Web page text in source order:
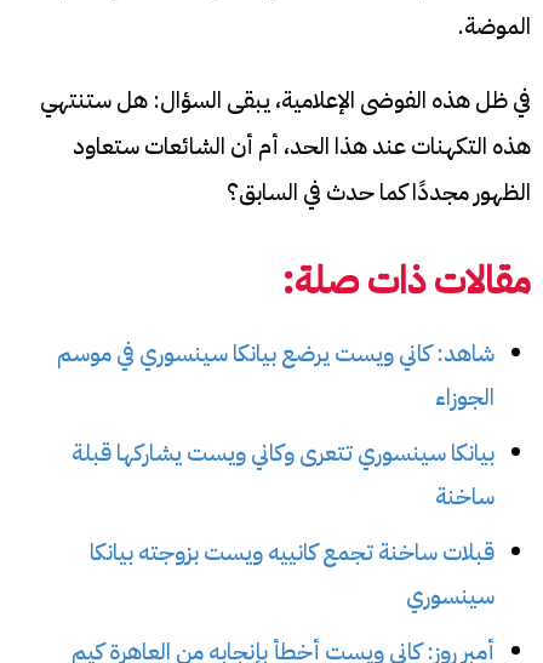
الموضة.
في ظل هذه الفوضى الإعلامية، يبقى السؤال: هل ستنتهي
هذه التكهنات عند هذا الحد، أم أن الشائعات ستعاود
الظهور مجددًا كما حدث في السابق؟
مقالات ذات صلة:
شاهد: كاني ويست يرضع بيانكا سينسوري في موسم
الجوزاء
بيانكا سينسوري تتعرى وكاني ويست يشاركها قبلة
ساخنة
قبلات ساخنة تجمع كانييه ويست بزوجته بيانكا
سينسوري
أمبر روز: كاني ويست أخطأ بإنجابه من العاهرة كيم